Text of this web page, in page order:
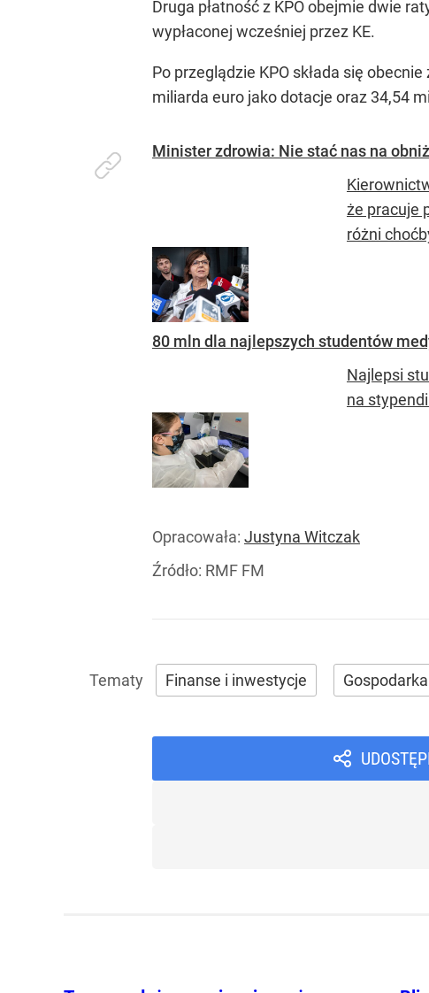
Druga płatność z KPO obejmie dwie
wypłaconej wcześniej przez KE.
Po przeglądzie KPO składa się
miliarda euro jako dotacje oraz 34,54
Minister zdrowia: Nie stać nas na
że pracuje
różni
80 mln dla najlepszych studentów
Najlepsi
na
Opracowała: Justyna Witczak
Źródło: RMF FM
Finanse i inwestycje Gospodarka